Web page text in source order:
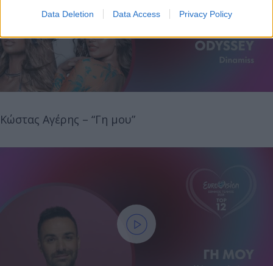
Data Deletion Data Access Privacy Policy
Κώστας Αγέρης – “Γη μου”